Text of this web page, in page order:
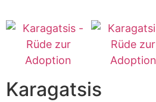
Karagatsis